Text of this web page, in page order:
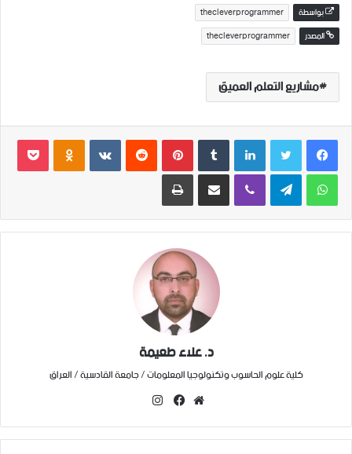
بواسطة
thecleverprogrammer
المصدر
thecleverprogrammer
مشاريع التعلم العميق
فيسبوكتويتر لينكدإن بينتيريست
واتساب تيلقرام ڤايبر مشاركة عبر البريد طباعة
د. علاء طعيمة
كلية علوم الحاسوب وتكنولوجيا المعلومات / جامعة القادسية / العراق
موقع
الويب
فيسبوك